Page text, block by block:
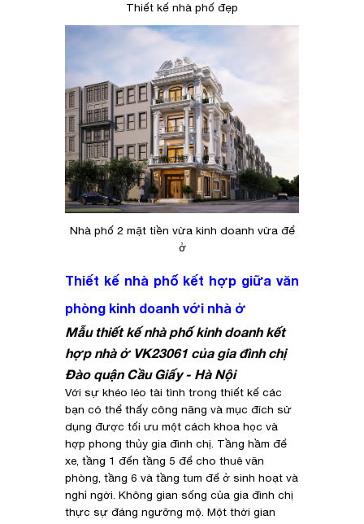
Thiết kế nhà phố đẹp
Nhà phố 2 mặt tiền vừa kinh doanh vừa để
ở
Thiết kế nhà phố kết hợp giữa văn
phòng kinh doanh với nhà ở
Mẫu thiết kế nhà phố kinh doanh kết
hợp nhà ở VK23061 của gia đình chị
Đào quận Cầu Giấy - Hà Nội
Với sự khéo léo tài tình trong thiết kế các
bạn có thể thấy công năng và mục đích sử
dụng được tối ưu một cách khoa học và
hợp phong thủy gia đình chị. Tầng hầm để
xe, tầng 1 đến tầng 5 để cho thuê văn
phòng, tầng 6 và tầng tum để ở sinh hoạt và
nghỉ ngời. Không gian sống của gia đình chị
thực sự đáng ngưỡng mộ. Một thời gian